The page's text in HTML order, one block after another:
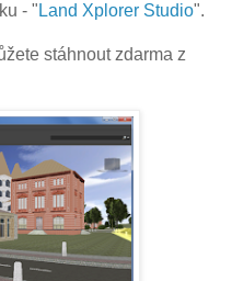
- " Land Xplorer Studio".
stáhnout zdarma z